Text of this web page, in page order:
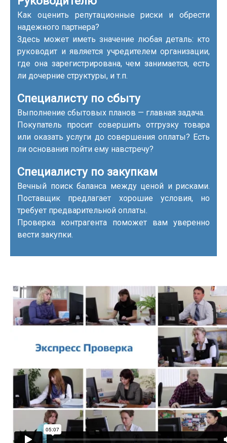
Как оценить репутационные риски и обрести
надежного партнера?
Здесь может иметь значение любая деталь: кто
руководит и является учредителем организации,
где она зарегистрирована, чем занимается, есть
ли дочерние структуры, и т.п.
Специалисту по сбыту
Выполнение сбытовых планов — главная задача.
Покупатель просит совершить отгрузку товара
или оказать услуги до совершения оплаты? Есть
ли основания пойти ему навстречу?
Специалисту по закупкам
Вечный поиск баланса между ценой и рисками.
Поставщик предлагает хорошие условия, но
требует предварительной оплаты.
Проверка контрагента поможет вам уверенно
вести закупки.